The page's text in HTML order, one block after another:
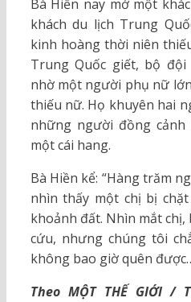
Bà Hiền nay mở một
khách du lịch Trung
kinh hoàng thời niên
Trung Quốc giết, bộ
nhờ một người phụ nữ
thiếu nữ. Họ khuyên hai
những người đồng
một cái hang.
Bà Hiền kể: “Hàng trăm
nhìn thấy một chị bị
khoảnh đất. Nhìn mắt chị,
cứu, nhưng chúng tôi
không bao giờ quên
Theo MỘT THẾ GIỚI /